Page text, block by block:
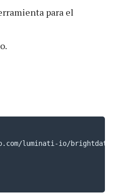
para el
luminati-io/brightdata-